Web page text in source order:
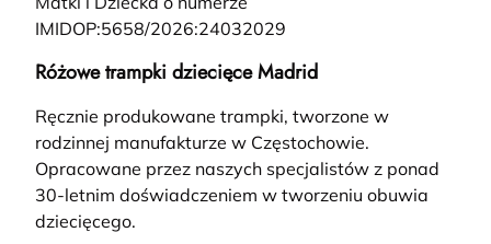
IMIDOP:5658/2026:24032029
Różowe trampki dziecięce Madrid
Ręcznie produkowane trampki, tworzone w
rodzinnej manufakturze w Częstochowie.
Opracowane przez naszych specjalistów z ponad
30-letnim doświadczeniem w tworzeniu obuwia
dziecięcego.